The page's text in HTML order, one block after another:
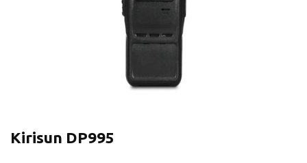
Kirisun DP995